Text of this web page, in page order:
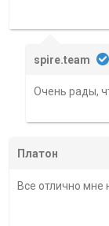
spire.team
Очень рады,
Платон
Все отлично мне